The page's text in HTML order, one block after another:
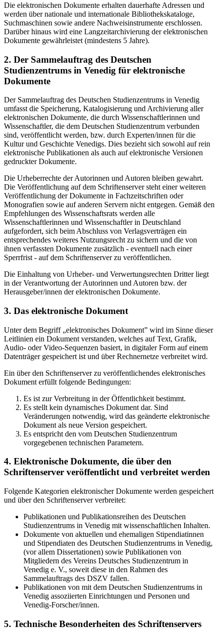
Die elektronischen Dokumente erhalten dauerhafte Adressen und
werden über nationale und internationale Bibliothekskataloge,
Suchmaschinen sowie andere Nachweisinstrumente erschlossen.
Darüber hinaus wird eine Langzeitarchivierung der elektronischen
Dokumente gewährleistet (mindestens 5 Jahre).
2. Der Sammelauftrag des Deutschen
Studienzentrums in Venedig für elektronische
Dokumente
Der Sammelauftrag des Deutschen Studienzentrums in Venedig
umfasst die Speicherung, Katalogisierung und Archivierung aller
elektronischen Dokumente, die durch Wissenschaftlerinnen und
Wissenschaftler, die dem Deutschen Studienzentrum verbunden
sind, veröffentlicht werden, bzw. durch Experten/innen für die
Kultur und Geschichte Venedigs. Dies bezieht sich sowohl auf rein
elektronische Publikationen als auch auf elektronische Versionen
gedruckter Dokumente.
Die Urheberrechte der Autorinnen und Autoren bleiben gewahrt.
Die Veröffentlichung auf dem Schriftenserver steht einer weiteren
Veröffentlichung der Dokumente in Fachzeitschriften oder
Monografien sowie auf anderen Servern nicht entgegen. Gemäß den
Empfehlungen des Wissenschaftsrats werden alle
Wissenschaftlerinnen und Wissenschaftler in Deutschland
aufgefordert, sich beim Abschluss von Verlagsverträgen ein
entsprechendes weiteres Nutzungsrecht zu sichern und die von
ihnen verfassten Dokumente zusätzlich - eventuell nach einer
Sperrfrist - auf dem Schriftenserver zu veröffentlichen.
Die Einhaltung von Urheber- und Verwertungsrechten Dritter liegt
in der Verantwortung der Autorinnen und Autoren bzw. der
Herausgeber/innen der elektronischen Dokumente.
3. Das elektronische Dokument
Unter dem Begriff „elektronisches Dokument” wird im Sinne dieser
Leitlinien ein Dokument verstanden, welches auf Text, Grafik,
Audio- oder Video-Sequenzen basiert, in digitaler Form auf einem
Datenträger gespeichert ist und über Rechnernetze verbreitet wird.
Ein über den Schriftenserver zu veröffentlichendes elektronisches
Dokument erfüllt folgende Bedingungen:
Es ist zur Verbreitung in der Öffentlichkeit bestimmt.
Es stellt kein dynamisches Dokument dar. Sind
Veränderungen notwendig, wird das geänderte elektronische
Dokument als neue Version gespeichert.
Es entspricht den vom Deutschen Studienzentrum
vorgegebenen technischen Parametern.
4. Elektronische Dokumente, die über den
Schriftenserver veröffentlicht und verbreitet werden
Folgende Kategorien elektronischer Dokumente werden gespeichert
und über den Schriftenserver verbreitet:
Publikationen und Publikationsreihen des Deutschen
Studienzentrums in Venedig mit wissenschaftlichen Inhalten.
Dokumente von aktuellen und ehemaligen Stipendiatinnen
und Stipendiaten des Deutschen Studienzentrums in Venedig,
(vor allem Dissertationen) sowie Publikationen von
Mitgliedern des Vereins Deutsches Studienzentrum in
Venedig e. V., soweit diese in den Rahmen des
Sammelauftrags des DSZV fallen.
Publikationen von mit dem Deutschen Studienzentrums in
Venedig assoziierten Einrichtungen und Personen und
Venedig-Forscher/innen.
5. Technische Besonderheiten des Schriftenservers